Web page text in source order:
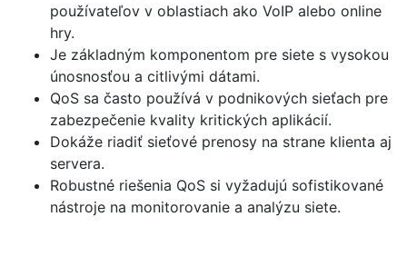
používateľov v oblastiach ako VoIP alebo online
hry.
Je základným komponentom pre siete s vysokou
únosnosťou a citlivými dátami.
QoS sa často používá v podnikových sieťach pre
zabezpečenie kvality kritických aplikácií.
Dokáže riadiť sieťové prenosy na strane klienta aj
servera.
Robustné riešenia QoS si vyžadujú sofistikované
nástroje na monitorovanie a analýzu siete.